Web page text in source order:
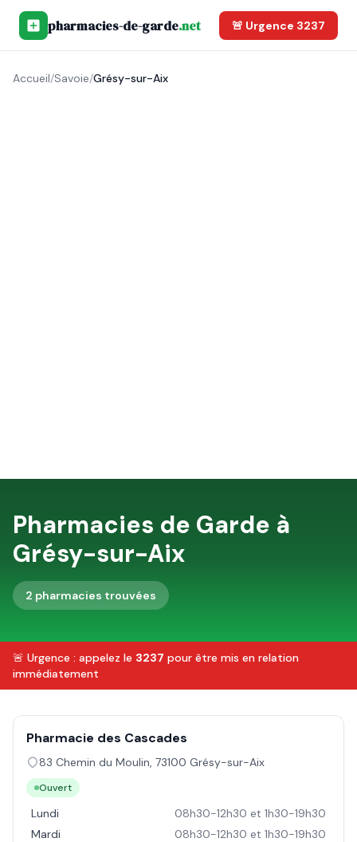
pharmacies-de-garde.net 🚨 Urgence 3237
Accueil/Savoie/Grésy-sur-Aix
Pharmacies de Garde à
Grésy-sur-Aix
2 pharmacies trouvées
🚨 Urgence : appelez le 3237 pour être mis en relation
immédiatement
Pharmacie des Cascades
83 Chemin du Moulin, 73100 Grésy-sur-Aix
Ouvert
Lundi
08h30-12h30 et 1h30-19h30
Mardi
08h30-12h30 et 1h30-19h30